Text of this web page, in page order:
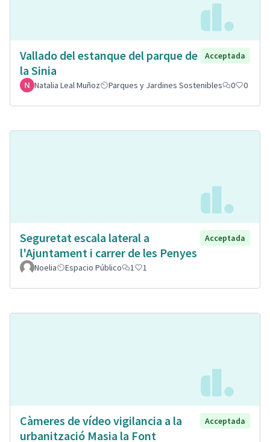
Vallado del estanque del parque de
la Sinia
Acceptada
Natalia Leal Muñoz Parques y Jardines Sostenibles 0 0
Seguretat escala lateral a
l'Ajuntament i carrer de les Penyes
Acceptada
Noelia Espacio Público 1 1
Càmeres de vídeo vigilancia a la
urbanització Masia la Font
Acceptada